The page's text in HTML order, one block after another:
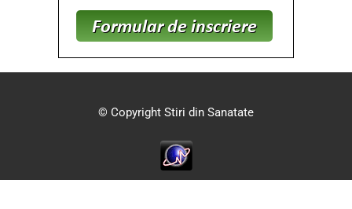
© Copyright Stiri din Sanatate